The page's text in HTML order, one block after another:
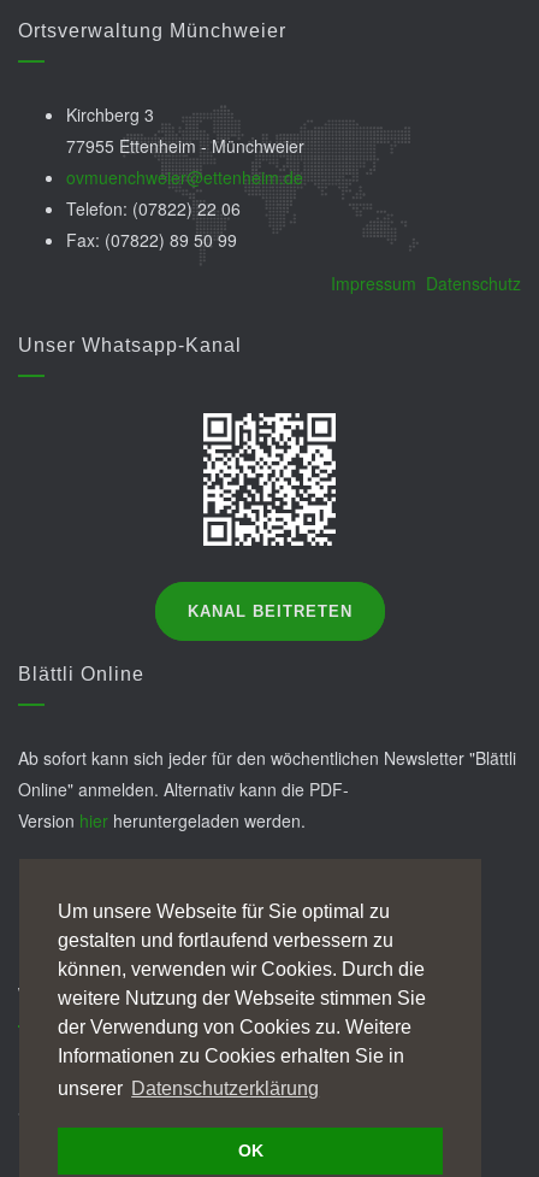
Um unsere Webseite für Sie optimal zu
gestalten und fortlaufend verbessern zu
können, verwenden wir Cookies. Durch die
weitere Nutzung der Webseite stimmen Sie
der Verwendung von Cookies zu. Weitere
Informationen zu Cookies erhalten Sie in
unserer Datenschutzerklärung
OK
Ortsverwaltung Münchweier
Kirchberg 3
77955 Ettenheim - Münchweier
ovmuenchweier@ettenheim.de
Telefon: (07822) 22 06
Fax: (07822) 89 50 99
Impressum Datenschutz
Unser Whatsapp-Kanal
KANAL BEITRETEN
Blättli Online
Ab sofort kann sich jeder für den wöchentlichen Newsletter "Blättli
Online" anmelden. Alternativ kann die PDF-
Version hier heruntergeladen werden.
JETZT ABONNIEREN!
Wein und Geschichte
Eine Erlebniswanderung inkl. edler Weine/Brände & kleiner
Stärkung.